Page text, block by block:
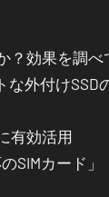
？効果を調べ
外付け
有効活用
SIMカード」